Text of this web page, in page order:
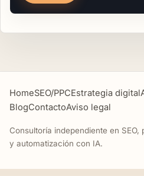
HomeSEO/PPCEstrategia digital
BlogContactoAviso legal
Consultoría independiente en
y automatización con IA.